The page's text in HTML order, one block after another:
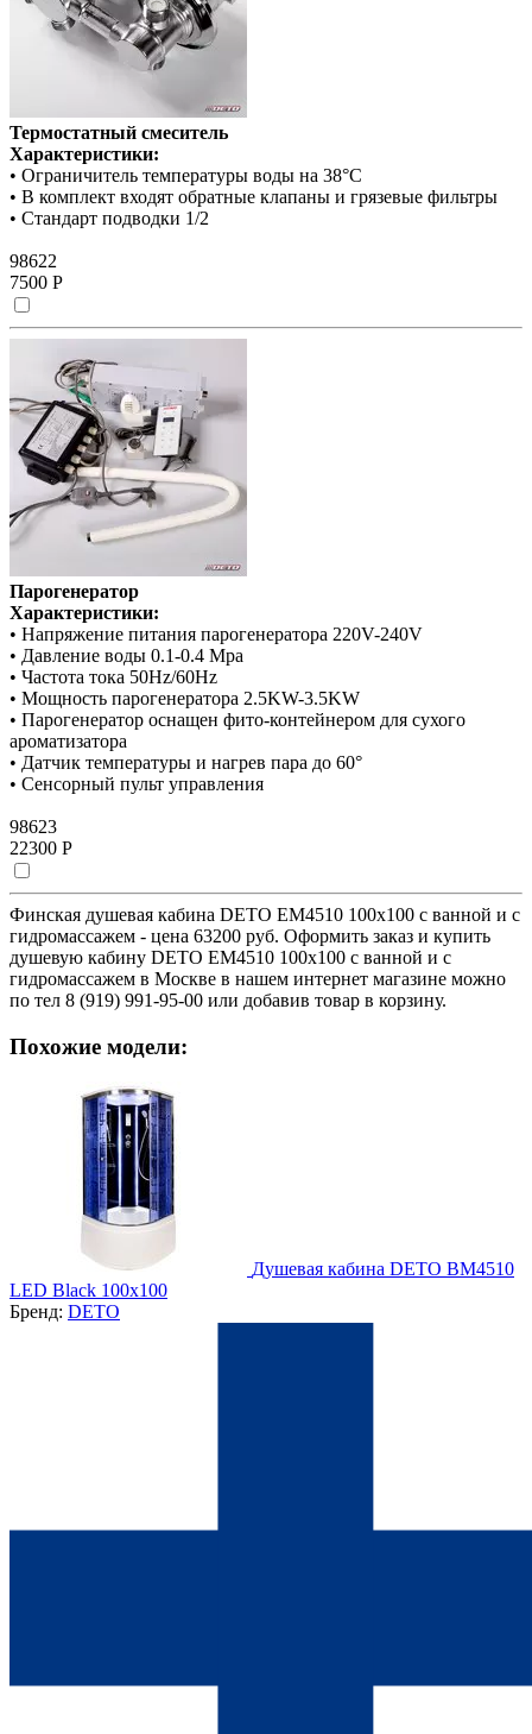
Термостатный смеситель
Характеристики:
• Ограничитель температуры воды на 38°C
• В комплект входят обратные клапаны и грязевые фильтры
• Стандарт подводки 1/2
98622
7500 Р
Парогенератор
Характеристики:
• Напряжение питания парогенератора 220V-240V
• Давление воды 0.1-0.4 Мра
• Частота тока 50Hz/60Hz
• Мощность парогенератора 2.5KW-3.5KW
• Парогенератор оснащен фито-контейнером для сухого
ароматизатора
• Датчик температуры и нагрев пара до 60°
• Сенсорный пульт управления
98623
22300 Р
Финская душевая кабина DETO ЕМ4510 100х100 с ванной и с
гидромассажем - цена 63200 руб. Оформить заказ и купить
душевую кабину DETO ЕМ4510 100х100 с ванной и с
гидромассажем в Москве в нашем интернет магазине можно
по тел 8 (919) 991-95-00 или добавив товар в корзину.
Похожие модели:
Душевая кабина DETO BМ4510
LED Black 100х100
Бренд: DETO